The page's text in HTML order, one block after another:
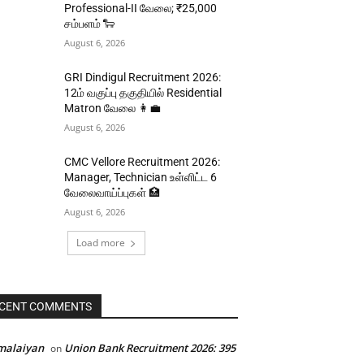
Professional-II வேலை; ₹25,000
சம்பளம் 🐑
August 6, 2026
GRI Dindigul Recruitment 2026:
12ம் வகுப்பு தகுதியில் Residential
Matron வேலை 👩‍💼
August 6, 2026
CMC Vellore Recruitment 2026:
Manager, Technician உள்ளிட்ட 6
வேலைவாய்ப்புகள் 🏥
August 6, 2026
Load more
COMMENTS
on Union Bank Recruitment 2026: 395